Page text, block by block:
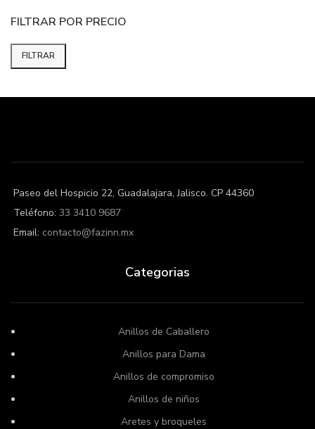
FILTRAR POR PRECIO
Precio
Precio
FILTRAR
Paseo del Hospicio 22, Guadalajara, Jalisco. CP 44360
Teléfono: 33 3410 9687
Email: contacto@fazinn.mx
Categorias
Anillos de Caballero
Anillos para Dama
Anillos de compromiso
Anillos de niños
Aretes y broqueles